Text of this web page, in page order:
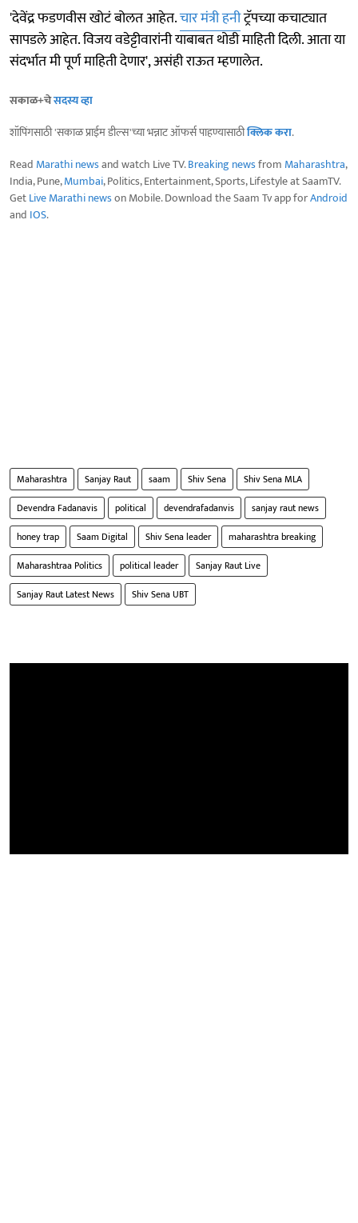
'देवेंद्र फडणवीस खोटं बोलत आहेत.चार मंत्री हनीट्रॅपच्या कचाट्यात
सापडले आहेत. विजय वडेट्टीवारांनी याबाबत थोडी माहिती दिली. आता या
संदर्भात मी पूर्ण माहिती देणार', असंही राऊत म्हणालेत.
सकाळ+चेसदस्य व्हा
शॉपिंगसाठी 'सकाळ प्राईम डील्स'च्या भन्नाट ऑफर्स पाहण्यासाठीक्लिक करा.
Read Marathi newsand watch Live TV.Breaking newsfrom Maharashtra,
India, Pune,Mumbai, Politics, Entertainment, Sports, Lifestyle at SaamTV.
GetLive Marathi newson Mobile. Download the Saam Tv app forAndroid
and IOS.
Maharashtra Sanjay Raut saam Shiv Sena
Shiv Sena MLA
Devendra Fadanavis
political devendrafadanvis
sanjay raut news
honey trap
Saam Digital Shiv Sena leader
maharashtra breaking
Maharashtraa Politics
political leader
Sanjay Raut Live
Sanjay Raut Latest News
Shiv Sena UBT